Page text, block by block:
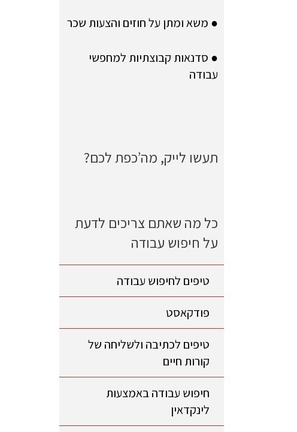
● משא ומתן על חוזים והצעות שכר
● סדנאות קבוצתיות למחפשי
עבודה
תעשו לייק, מה’כפת לכם?
כל מה שאתם צריכים לדעת
על חיפוש עבודה
טיפים לחיפוש עבודה
פודקאסט
טיפים לכתיבה ולשליחה של
קורות חיים
חיפוש עבודה באמצעות
לינקדאין